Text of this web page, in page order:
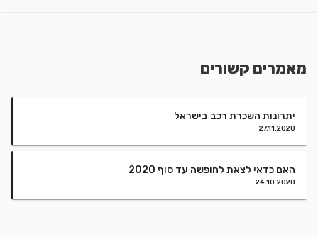
מאמרים קשורים
יתרונות השכרת רכב בישראל
27.11.2020
האם כדאי לצאת לחופשה עד סוף 2020
24.10.2020